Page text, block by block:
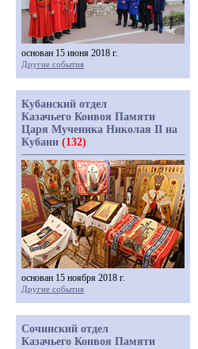
основан 15 июня 2018 г.
Другие события
Кубанский отдел
Казачьего Конвоя Памяти
Царя Мученика Николая II на
Кубани (132)
основан 15 ноября 2018 г.
Другие события
Сочинский отдел
Казачьего Конвоя Памяти